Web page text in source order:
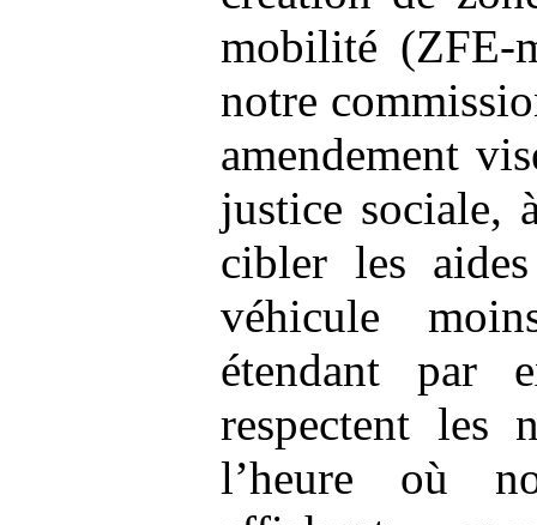
mobilité (ZFE-
notre
amendement
justice sociale,
cibler les
véhicule
étendant par
respectent les
l’heure où